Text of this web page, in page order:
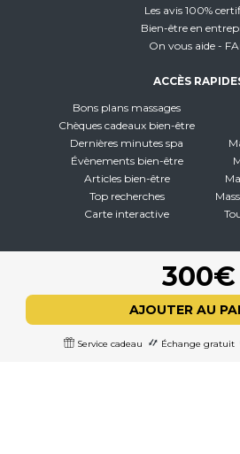
300€
AJOUTER AU
Service cadeau Échange gratuit
Les avis 100%
Bien-être en
On vous aide -
ACCÈS
Bons plans massages
Chèques cadeaux bien-être
Dernières minutes spa
Évènements bien-être
Articles bien-être
Top recherches
Carte interactive
Qui sommes-nous
CGV - CGU
Mentions légales
Politique de